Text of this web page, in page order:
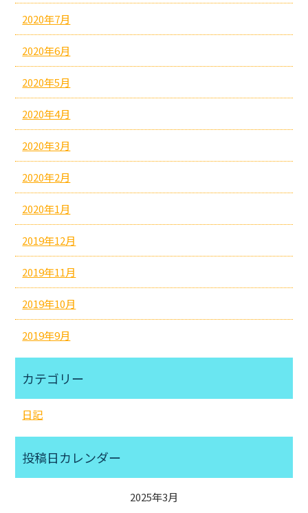
2020年7月
2020年6月
2020年5月
2020年4月
2020年3月
2020年2月
2020年1月
2019年12月
2019年11月
2019年10月
2019年9月
カテゴリー
日記
投稿日カレンダー
2025年3月